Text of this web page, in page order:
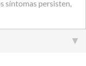
síntomas persisten,